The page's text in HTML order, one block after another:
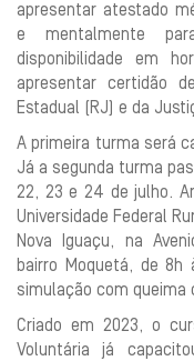
apresentar atestado
e mentalmente
disponibilidade em
apresentar certidão
Estadual (RJ) e da
A primeira turma será
Já a segunda turma
22, 23 e 24 de julho.
Universidade Federal
Nova Iguaçu, na
bairro Moquetá, de 8h
simulação com queima
Criado em 2023, o
Voluntária já